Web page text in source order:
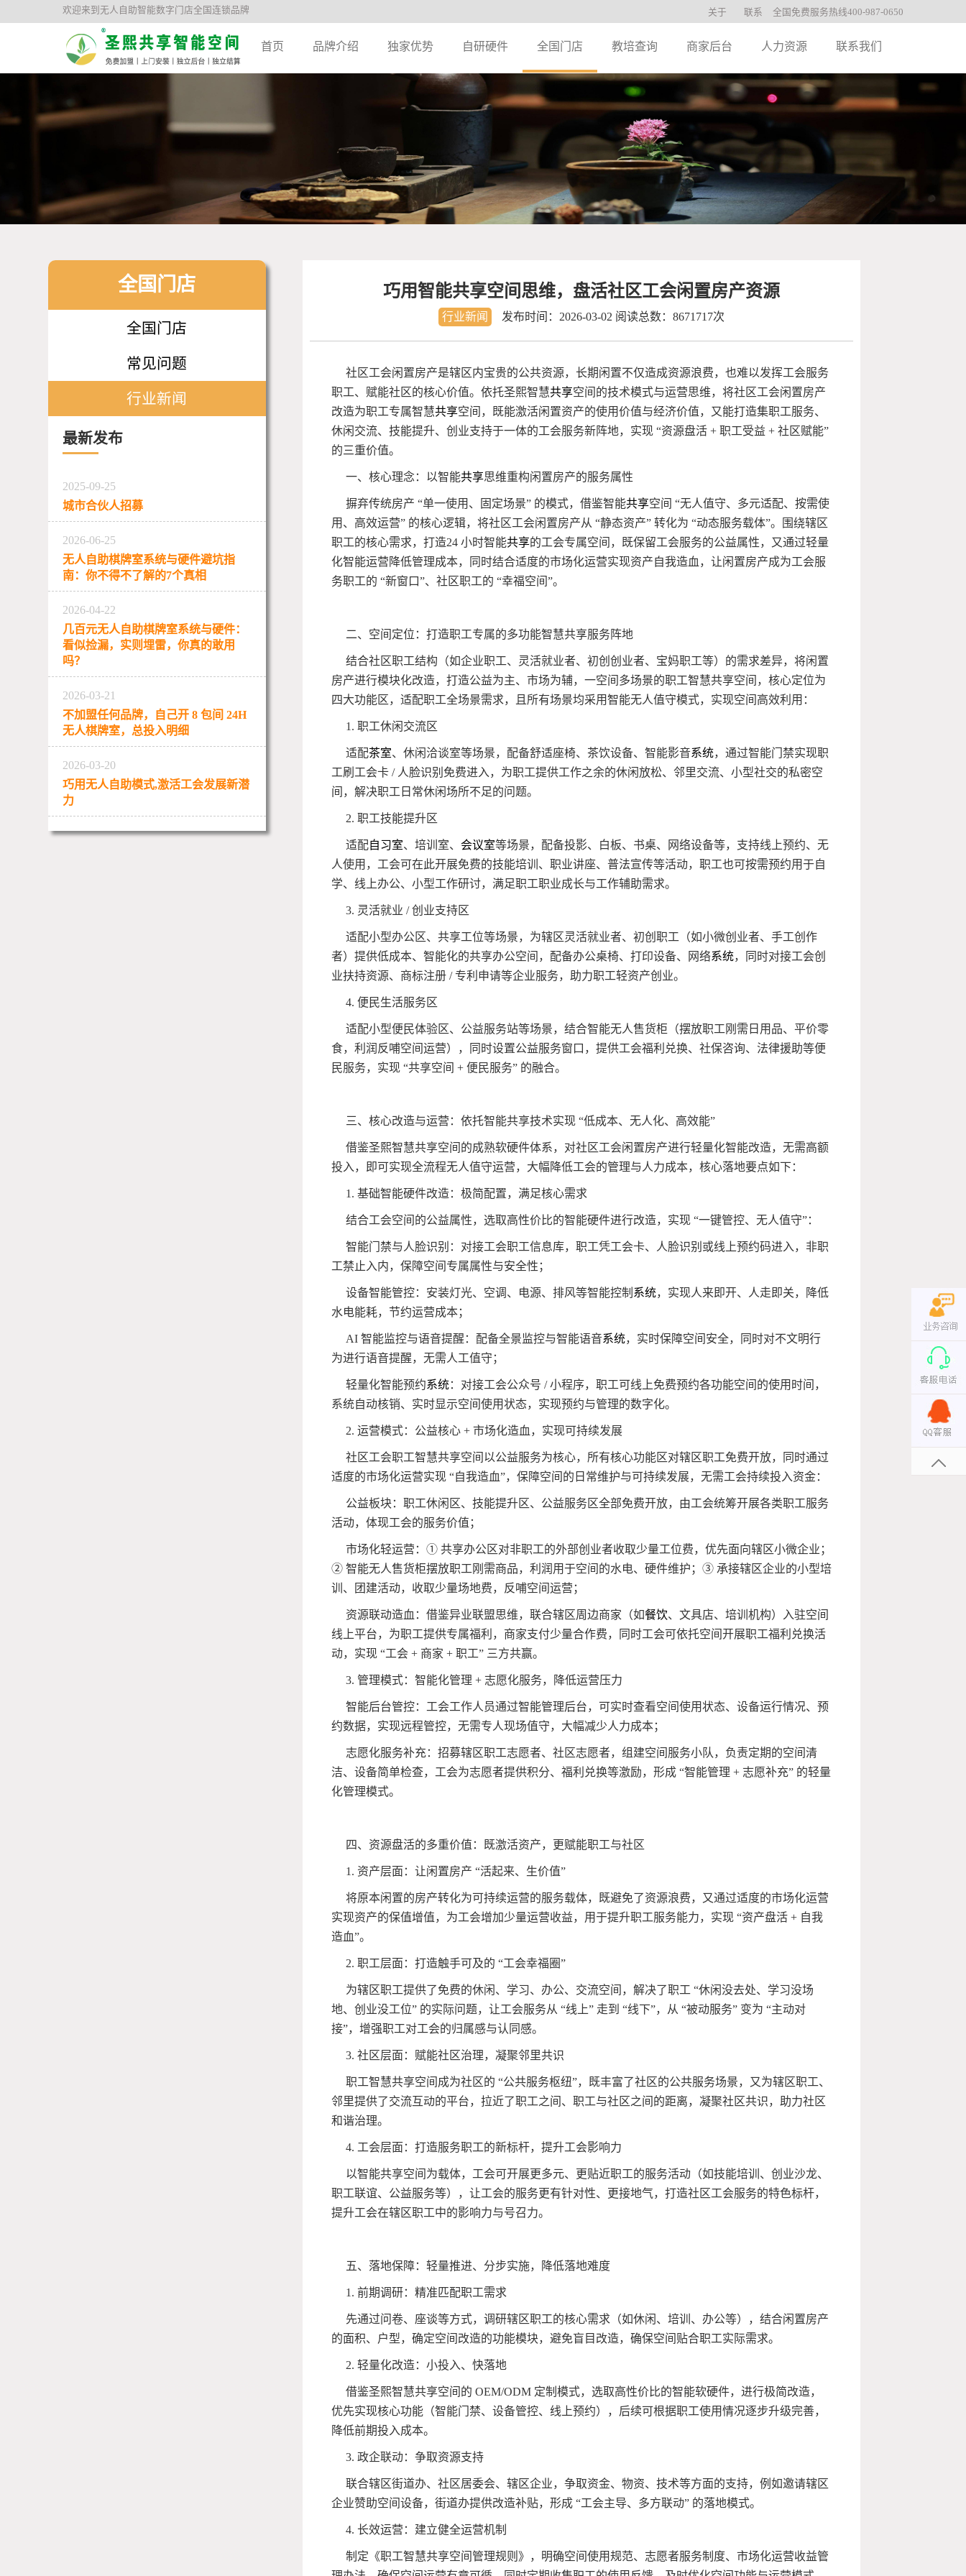
欢迎来到无人自助智能数字门店全国连锁品牌 关于 联系 全国免费服务热线400-987-0650
首页 品牌介绍 独家优势 自研硬件 全国门店 教培查询 商家后台 人力资源 联系我们
全国门店
全国门店
常见问题
行业新闻
最新发布
2025-09-25
城市合伙人招募
2026-06-25
无人自助棋牌室系统与硬件避坑指
南：你不得不了解的7个真相
2026-04-22
几百元无人自助棋牌室系统与硬件：
看似捡漏，实则埋雷，你真的敢用
吗？
2026-03-21
不加盟任何品牌，自己开 8 包间 24H
无人棋牌室，总投入明细
2026-03-20
巧用无人自助模式,激活工会发展新潜
力
巧用智能共享空间思维，盘活社区工会闲置房产资源
行业新闻 发布时间： 2026-03-02 阅读总数：8671717次
社区工会闲置房产是辖区内宝贵的公共资源，长期闲置不仅造成资源浪费，也难以发挥工会服务
职工、赋能社区的核心价值。依托圣熙智慧共享空间的技术模式与运营思维，将社区工会闲置房产
改造为职工专属智慧共享空间，既能激活闲置资产的使用价值与经济价值，又能打造集职工服务、
休闲交流、技能提升、创业支持于一体的工会服务新阵地，实现 “资源盘活 + 职工受益 + 社区赋能”
的三重价值。
一、核心理念：以智能共享思维重构闲置房产的服务属性
摒弃传统房产 “单一使用、固定场景” 的模式，借鉴智能共享空间 “无人值守、多元适配、按需使
用、高效运营” 的核心逻辑，将社区工会闲置房产从 “静态资产” 转化为 “动态服务载体”。围绕辖区
职工的核心需求，打造24 小时智能共享的工会专属空间，既保留工会服务的公益属性，又通过轻量
化智能运营降低管理成本，同时结合适度的市场化运营实现资产自我造血，让闲置房产成为工会服
务职工的 “新窗口”、社区职工的 “幸福空间”。
二、空间定位：打造职工专属的多功能智慧共享服务阵地
结合社区职工结构（如企业职工、灵活就业者、初创创业者、宝妈职工等）的需求差异，将闲置
房产进行模块化改造，打造公益为主、市场为辅，一空间多场景的职工智慧共享空间，核心定位为
四大功能区，适配职工全场景需求，且所有场景均采用智能无人值守模式，实现空间高效利用：
1. 职工休闲交流区
适配茶室、休闲洽谈室等场景，配备舒适座椅、茶饮设备、智能影音系统，通过智能门禁实现职
工刷工会卡 / 人脸识别免费进入，为职工提供工作之余的休闲放松、邻里交流、小型社交的私密空
间，解决职工日常休闲场所不足的问题。
2. 职工技能提升区
适配自习室、培训室、 会议室等场景，配备投影、白板、书桌、网络设备等，支持线上预约、无
人使用，工会可在此开展免费的技能培训、职业讲座、普法宣传等活动，职工也可按需预约用于自
学、线上办公、小型工作研讨，满足职工职业成长与工作辅助需求。
3. 灵活就业 / 创业支持区
适配小型办公区、共享工位等场景，为辖区灵活就业者、初创职工（如小微创业者、手工创作
者）提供低成本、智能化的共享办公空间，配备办公桌椅、打印设备、网络系统，同时对接工会创
业扶持资源、商标注册 / 专利申请等企业服务，助力职工轻资产创业。
4. 便民生活服务区
适配小型便民体验区、公益服务站等场景，结合智能无人售货柜（摆放职工刚需日用品、平价零
食，利润反哺空间运营），同时设置公益服务窗口，提供工会福利兑换、社保咨询、法律援助等便
民服务，实现 “共享空间 + 便民服务” 的融合。
三、核心改造与运营：依托智能共享技术实现 “低成本、无人化、高效能”
借鉴圣熙智慧共享空间的成熟软硬件体系，对社区工会闲置房产进行轻量化智能改造，无需高额
投入，即可实现全流程无人值守运营，大幅降低工会的管理与人力成本，核心落地要点如下：
1. 基础智能硬件改造：极简配置，满足核心需求
结合工会空间的公益属性，选取高性价比的智能硬件进行改造，实现 “一键管控、无人值守”：
智能门禁与人脸识别：对接工会职工信息库，职工凭工会卡、人脸识别或线上预约码进入，非职
工禁止入内，保障空间专属属性与安全性；
设备智能管控：安装灯光、空调、电源、排风等智能控制 系统，实现人来即开、人走即关，降低
水电能耗，节约运营成本；
AI 智能监控与语音提醒：配备全景监控与智能语音系统，实时保障空间安全，同时对不文明行
为进行语音提醒，无需人工值守；
轻量化智能预约系统：对接工会公众号 / 小程序，职工可线上免费预约各功能空间的使用时间，
系统自动核销、实时显示空间使用状态，实现预约与管理的数字化。
2. 运营模式：公益核心 + 市场化造血，实现可持续发展
社区工会职工智慧共享空间以公益服务为核心，所有核心功能区对辖区职工免费开放，同时通过
适度的市场化运营实现 “自我造血”，保障空间的日常维护与可持续发展，无需工会持续投入资金：
公益板块：职工休闲区、技能提升区、公益服务区全部免费开放，由工会统筹开展各类职工服务
活动，体现工会的服务价值；
市场化轻运营：① 共享办公区对非职工的外部创业者收取少量工位费，优先面向辖区小微企业；
② 智能无人售货柜摆放职工刚需商品，利润用于空间的水电、硬件维护；③ 承接辖区企业的小型培
训、团建活动，收取少量场地费，反哺空间运营；
资源联动造血：借鉴异业联盟思维，联合辖区周边商家（如餐饮、文具店、培训机构）入驻空间
线上平台，为职工提供专属福利，商家支付少量合作费，同时工会可依托空间开展职工福利兑换活
动，实现 “工会 + 商家 + 职工” 三方共赢。
3. 管理模式：智能化管理 + 志愿化服务，降低运营压力
智能后台管控：工会工作人员通过智能管理后台，可实时查看空间使用状态、设备运行情况、预
约数据，实现远程管控，无需专人现场值守，大幅减少人力成本；
志愿化服务补充：招募辖区职工志愿者、社区志愿者，组建空间服务小队，负责定期的空间清
洁、设备简单检查，工会为志愿者提供积分、福利兑换等激励，形成 “智能管理 + 志愿补充” 的轻量
化管理模式。
四、资源盘活的多重价值：既激活资产，更赋能职工与社区
1. 资产层面：让闲置房产 “活起来、生价值”
将原本闲置的房产转化为可持续运营的服务载体，既避免了资源浪费，又通过适度的市场化运营
实现资产的保值增值，为工会增加少量运营收益，用于提升职工服务能力，实现 “资产盘活 + 自我
造血”。
2. 职工层面：打造触手可及的 “工会幸福圈”
为辖区职工提供了免费的休闲、学习、办公、交流空间，解决了职工 “休闲没去处、学习没场
地、创业没工位” 的实际问题，让工会服务从 “线上” 走到 “线下”，从 “被动服务” 变为 “主动对
接”，增强职工对工会的归属感与认同感。
3. 社区层面：赋能社区治理，凝聚邻里共识
职工智慧共享空间成为社区的 “公共服务枢纽”，既丰富了社区的公共服务场景，又为辖区职工、
邻里提供了交流互动的平台，拉近了职工之间、职工与社区之间的距离，凝聚社区共识，助力社区
和谐治理。
4. 工会层面：打造服务职工的新标杆，提升工会影响力
以智能共享空间为载体，工会可开展更多元、更贴近职工的服务活动（如技能培训、创业沙龙、
职工联谊、公益服务等），让工会的服务更有针对性、更接地气，打造社区工会服务的特色标杆，
提升工会在辖区职工中的影响力与号召力。
五、落地保障：轻量推进、分步实施，降低落地难度
1. 前期调研：精准匹配职工需求
先通过问卷、座谈等方式，调研辖区职工的核心需求（如休闲、培训、办公等），结合闲置房产
的面积、户型，确定空间改造的功能模块，避免盲目改造，确保空间贴合职工实际需求。
2. 轻量化改造：小投入、快落地
借鉴圣熙智慧共享空间的 OEM/ODM 定制模式，选取高性价比的智能软硬件，进行极简改造，
优先实现核心功能（智能门禁、设备管控、线上预约），后续可根据职工使用情况逐步升级完善，
降低前期投入成本。
3. 政企联动：争取资源支持
联合辖区街道办、社区居委会、辖区企业，争取资金、物资、技术等方面的支持，例如邀请辖区
企业赞助空间设备，街道办提供改造补贴，形成 “工会主导、多方联动” 的落地模式。
4. 长效运营：建立健全运营机制
制定《职工智慧共享空间管理规则》，明确空间使用规范、志愿者服务制度、市场化运营收益管